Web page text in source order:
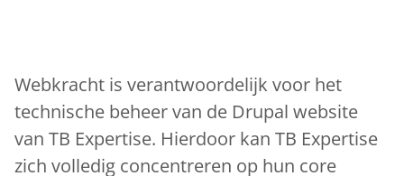
Webkracht is verantwoordelijk voor het
technische beheer van de Drupal website
van TB Expertise. Hierdoor kan TB Expertise
zich volledig concentreren op hun core